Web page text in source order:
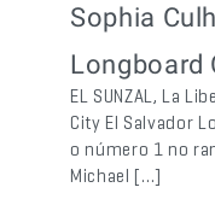
Sophia
Longboard
EL SUNZAL, La
City El Salvador
o número 1 no
Michael […]